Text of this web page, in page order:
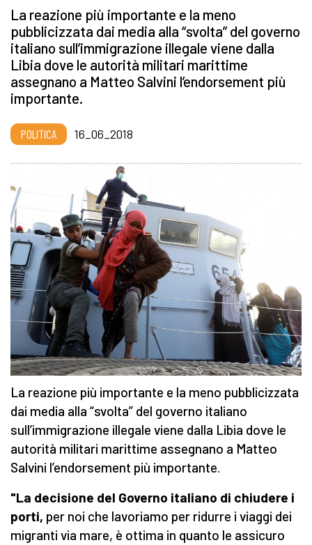
La reazione più importante e la meno
pubblicizzata dai media alla “svolta” del governo
italiano sull’immigrazione illegale viene dalla
Libia dove le autorità militari marittime
assegnano a Matteo Salvini l’endorsement più
importante.
POLITICA 16_06_2018
La reazione più importante e la meno pubblicizzata
dai media alla “svolta” del governo italiano
sull’immigrazione illegale viene dalla Libia dove le
autorità militari marittime assegnano a Matteo
Salvini l’endorsement più importante.
"La decisione del Governo italiano di chiudere i
porti, per noi che lavoriamo per ridurre i viaggi dei
migranti via mare, è ottima in quanto le assicuro